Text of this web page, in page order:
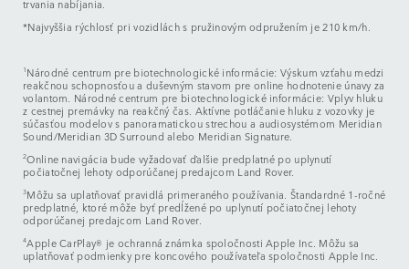
trvania nabíjania.
*Najvyššia rýchlosť pri vozidlách s pružinovým odpružením je 210 km/h.
1 Národné centrum pre biotechnologické informácie: Výskum vzťahu medzi
reakčnou schopnosťou a duševným stavom pre online hodnotenie únavy za
volantom. Národné centrum pre biotechnologické informácie: Vplyv hluku
z cestnej premávky na reakčný čas. Aktívne potláčanie hluku z vozovky je
súčasťou modelov s panoramatickou strechou a audiosystémom Meridian
Sound/Meridian 3D Surround alebo Meridian Signature.
2Online navigácia bude vyžadovať ďalšie predplatné po uplynutí
počiatočnej lehoty odporúčanej predajcom Land Rover.
3Môžu sa uplatňovať pravidlá primeraného používania. Štandardné 1-ročné
predplatné, ktoré môže byť predĺžené po uplynutí počiatočnej lehoty
odporúčanej predajcom Land Rover.
4Apple CarPlay® je ochranná známka spoločnosti Apple Inc. Môžu sa
uplatňovať podmienky pre koncového používateľa spoločnosti Apple Inc.